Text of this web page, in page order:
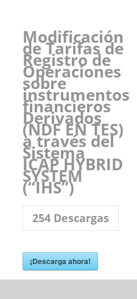
Modificación
de Tarifas de
Registro de
Operaciones
sobre
instrumentos
financieros
Derivados
(NDF EN TES)
a través del
Sistema
ICAP HYBRID
SYSTEM
(“IHS”)
254Descargas
¡Descarga ahora!